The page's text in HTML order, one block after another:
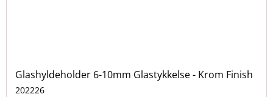
Glashyldeholder 6-10mm Glastykkelse - Krom Finish
202226